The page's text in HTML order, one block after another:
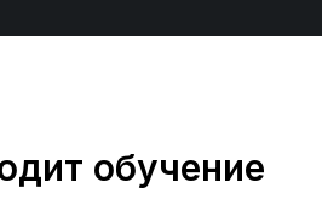
обучение